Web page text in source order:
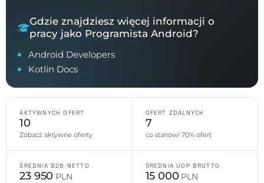
Gdzie znajdziesz więcej informacji o
pracy jako Programista Android?
Android Developers
Kotlin Docs
AKTYWNYCH OFERT
10
Zobacz aktywne oferty
OFERT ZDALNYCH
7
co stanowi 70% ofert
ŚREDNIA B2B NETTO
23 950 PLN
ŚREDNIA UOP BRUTTO
15 000 PLN